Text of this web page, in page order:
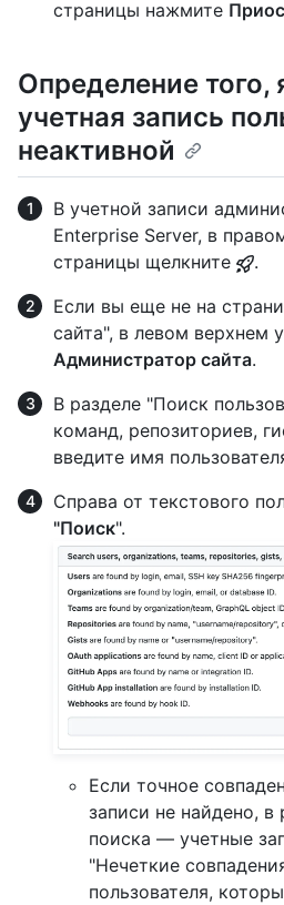
страницы нажмите
Определение того,
учетная запись
неактивной
В учетной записи
Enterprise Server, в
страницы щелкните
.
Если вы еще не на
сайта", в левом верхнем
Администратор сайта.
В разделе "Поиск
команд, репозиториев,
введите имя
Справа от текстового
"Поиск".
Если точное
записи не найдено, в
поиска — учетные
"Нечеткие
пользователя,